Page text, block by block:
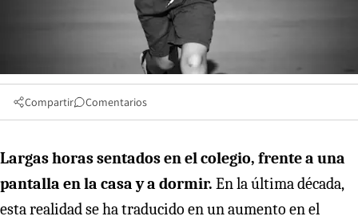
Compartir Comentarios
Largas horas sentados en el colegio, frente a una
pantalla en la casa y a dormir. En la última década,
esta realidad se ha traducido en un aumento en el